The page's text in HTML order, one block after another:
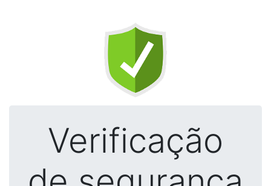
Verificação